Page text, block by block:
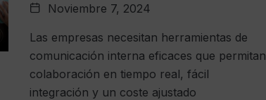
Noviembre 7, 2024
Las empresas necesitan herramientas de
comunicación interna eficaces que permitan
colaboración en tiempo real, fácil
integración y un coste ajustado